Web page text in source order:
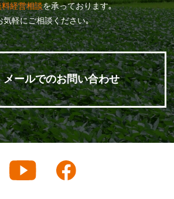
料経営相談を承っております｡
気軽にご相談ください｡
メールでのお問い合わせ